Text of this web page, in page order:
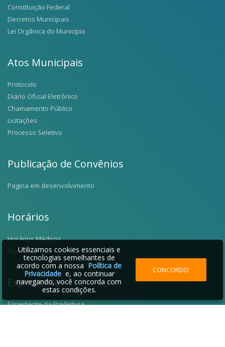
Constituição Federal
Decretos Municipais
Lei Orgânica do Município
Atos Municipais
Protocolo
Diário Oficial Eletrônico
Chamamento Público
Licitações
Processo Seletivo
Publicação de Convênios
Pagina em desenvolvimento
Horários
Horários Médicos
Plantões
Expediente
Expediente da Prefeitura
Utilizamos cookies essenciais e
tecnologias semelhantes de
acordo com a nossa Política de
Privacidadee, ao continuar
navegando, você concorda com
estas condições.
CONCORDO